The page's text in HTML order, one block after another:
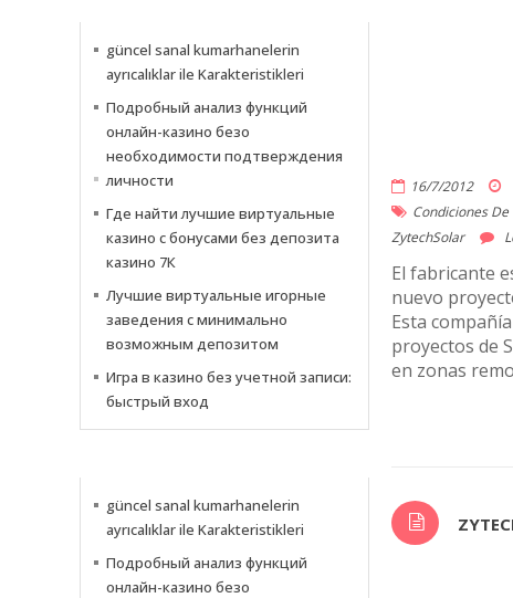
16/7/2012
Condiciones De
ZytechSolar
El fabricante
nuevo
Esta
proyectos de
en zonas
güncel sanal kumarhanelerin
ayrıcalıklar ile Karakteristikleri
Подробный анализ функций
онлайн-казино безо
необходимости подтверждения
личности
Где найти лучшие виртуальные
казино с бонусами без депозита
казино 7К
Лучшие виртуальные игорные
заведения с минимально
возможным депозитом
Игра в казино без учетной записи:
быстрый вход
güncel sanal kumarhanelerin
ayrıcalıklar ile Karakteristikleri
Подробный анализ функций
онлайн-казино безо